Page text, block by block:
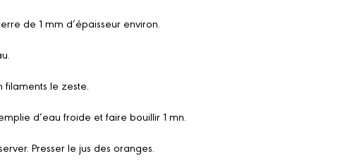
de 1 mm d’épaisseur environ.
le zeste.
d’eau froide et faire bouillir 1 mn.
Presser le jus des oranges.